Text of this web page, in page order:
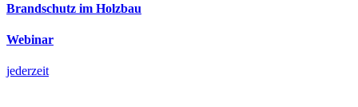
Brandschutz im Holzbau
Webinar
jederzeit